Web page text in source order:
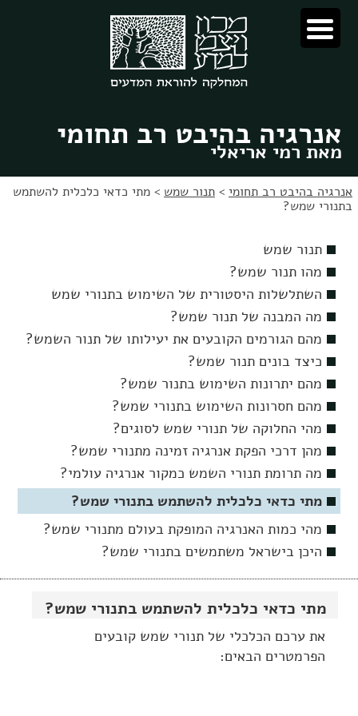
לתוכן
לניווט
אנרגיה בהיבט רב תחומי
מאת רמי אריאלי
אנרגיה בהיבט רב תחומי > תנור שמש > מתי כדאי כלכלית להשתמש
בתנורי שמש?
מתי כדאי כלכלית להשתמש בתנורי שמש?
את ערכם הכלכלי של תנורי שמש קובעים
הפרמטרים הבאים:
תנור שמש
מהו תנור שמש?
השתלשלות היסטורית של השימוש בתנורי שמש
מה המבנה של תנור שמש?
מהם הגורמים הקובעים את יעילותו של תנור השמש?
כיצד בונים תנור שמש?
מהם יתרונות השימוש בתנור שמש?
מהם חסרונות השימוש בתנורי שמש?
מהי החלוקה של תנורי שמש לסוגים?
מהן דרכי הפקת אנרגיה זמינה מתנורי שמש?
מה תרומת תנורי השמש כמקור אנרגיה עולמי?
מתי כדאי כלכלית להשתמש בתנורי שמש?
מהי כמות האנרגיה המופקת בעולם מתנורי שמש?
היכן בישראל משתמשים בתנורי שמש?